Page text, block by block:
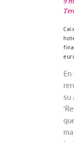
su